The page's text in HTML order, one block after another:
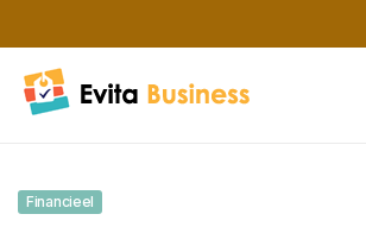
Financieel